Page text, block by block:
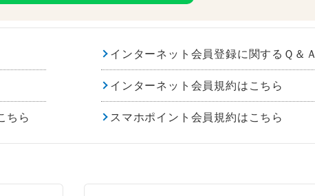
インターネット会員登録に関するＱ＆
インターネット会員規約はこちら
ちら スマホポイント会員規約はこちら